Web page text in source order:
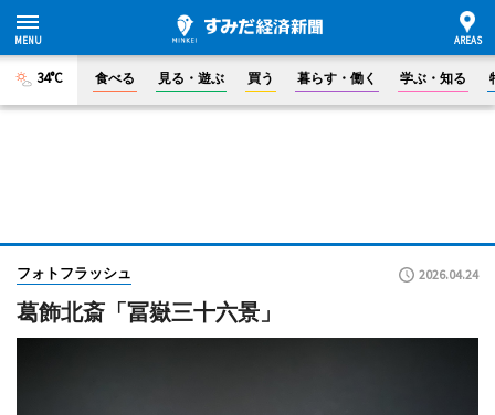
34°C 食べる 見る・遊ぶ 買う 暮らす・働く 学ぶ・知る
フォトフラッシュ 2026.04.24
葛飾北斎「冨嶽三十六景」